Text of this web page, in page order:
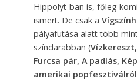
Hippolyt-ban is, főleg
ismert. De csak a
pályafutása alatt több
színdarabban (
Furcsa pár, A padlás,
amerikai